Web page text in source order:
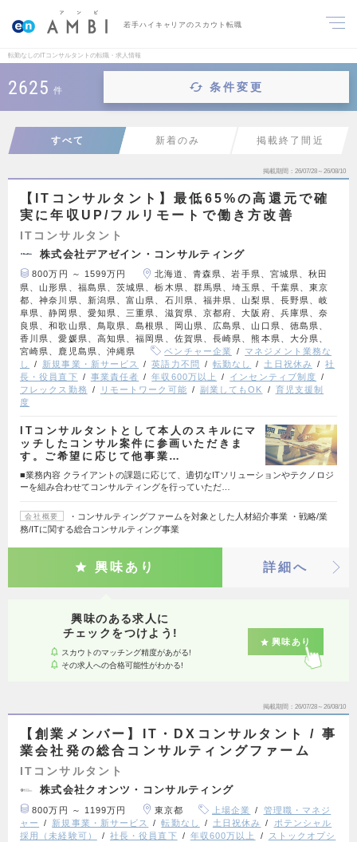
若手ハイキャリアのスカウト転職
転勤なしのITコンサルタントの転職・求人情報
2625 件 条件変更
すべて 新着のみ 掲載終了間近
掲載期間 26/07/28～26/08/10
【ITコンサルタント】最低65%の高還元で確
実に年収UP/フルリモートで働き方改善
ITコンサルタント
株式会社デアゼイン・コンサルティング
800万円 ～ 1599万円
北海道、青森県、岩手県、宮城県、秋田
県、山形県、福島県、茨城県、栃木県、群馬県、埼玉県、千葉県、東京
都、神奈川県、新潟県、富山県、石川県、福井県、山梨県、長野県、岐
阜県、静岡県、愛知県、三重県、滋賀県、京都府、大阪府、兵庫県、奈
良県、和歌山県、鳥取県、島根県、岡山県、広島県、山口県、徳島県、
香川県、愛媛県、高知県、福岡県、佐賀県、長崎県、熊本県、大分県、
宮崎県、鹿児島県、沖縄県
ベンチャー企業
マネジメント業務な
し
新規事業・新サービス 英語力不問 転勤なし 土日祝休み
社
長・役員直下
事業責任者 年収600万以上
インセンティブ制度
フレックス勤務
リモートワーク可能 副業してもOK
育児支援制
度
ITコンサルタントとして本人のスキルにマ
ッチしたコンサル案件に参画いただきま
す。ご希望に応じて他事業…
■業務内容 クライアントの課題に応じて、適切なITソリューションやテクノロジ
ーを組み合わせてコンサルティングを行っていただ…
会社概要
・コンサルティングファームを対象とした人材紹介事業 ・戦略/業
務/ITに関する総合コンサルティング事業
興味あり 詳細へ
興味のある求人に
チェックをつけよう!
スカウトのマッチング精度があがる!
その求人への合格可能性がわかる!
興味あり
掲載期間 26/07/28～26/08/10
【創業メンバー】IT・DXコンサルタント / 事
業会社発の総合コンサルティングファーム
ITコンサルタント
株式会社クオンツ・コンサルティング
800万円 ～ 1199万円 東京都 上場企業
管理職・マネジ
ャー
新規事業・新サービス 転勤なし 土日祝休み
ポテンシャル
採用（未経験可）
社長・役員直下 年収600万以上
ストックオプシ